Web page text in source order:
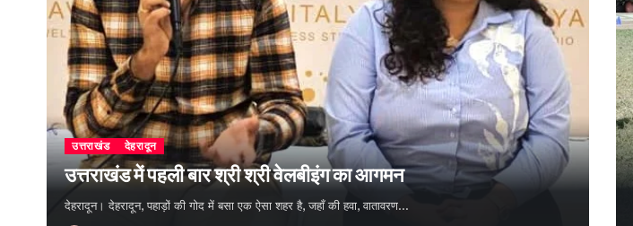
उत्तराखंड देहरादून
उत्तराखंड में पहली बार श्री श्री वेलबीइंग का आगमन
देहरादून। देहरादून, पहाड़ों की गोद में बसा एक ऐसा शहर है, जहाँ की हवा, वातावरण…